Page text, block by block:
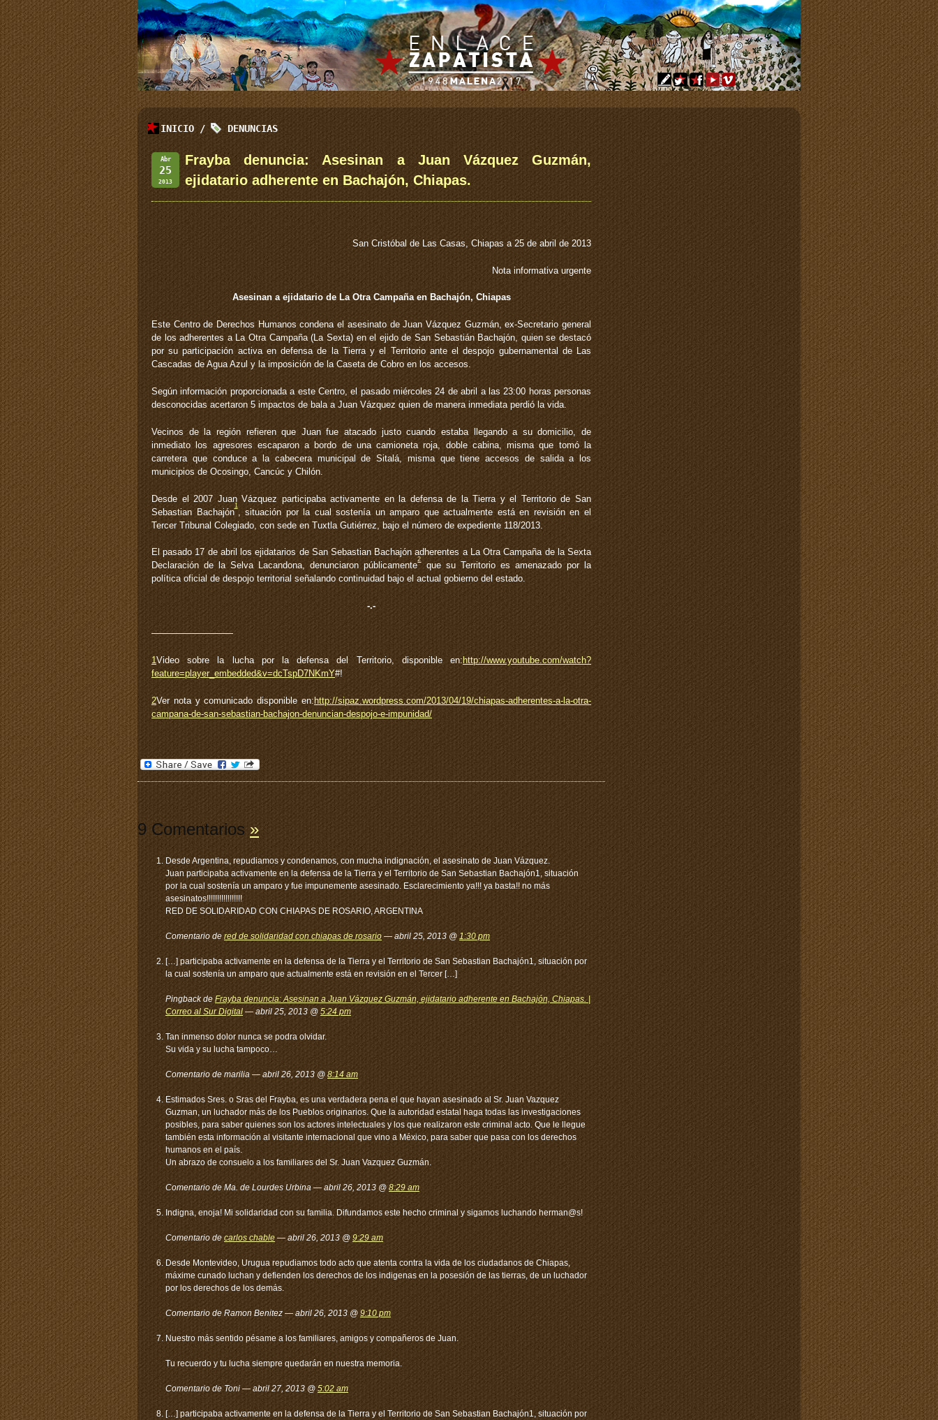
INICIO / DENUNCIAS
Abr
25
2013
Frayba denuncia: Asesinan a Juan Vázquez Guzmán,
ejidatario adherente en Bachajón, Chiapas.
San Cristóbal de Las Casas, Chiapas a 25 de abril de 2013
Nota informativa urgente
Asesinan a ejidatario de La Otra Campaña en Bachajón, Chiapas
Este Centro de Derechos Humanos condena el asesinato de Juan Vázquez Guzmán, ex-Secretario general
de los adherentes a La Otra Campaña (La Sexta) en el ejido de San Sebastián Bachajón, quien se destacó
por su participación activa en defensa de la Tierra y el Territorio ante el despojo gubernamental de Las
Cascadas de Agua Azul y la imposición de la Caseta de Cobro en los accesos.
Según información proporcionada a este Centro, el pasado miércoles 24 de abril a las 23:00 horas personas
desconocidas acertaron 5 impactos de bala a Juan Vázquez quien de manera inmediata perdió la vida.
Vecinos de la región refieren que Juan fue atacado justo cuando estaba llegando a su domicilio, de
inmediato los agresores escaparon a bordo de una camioneta roja, doble cabina, misma que tomó la
carretera que conduce a la cabecera municipal de Sitalá, misma que tiene accesos de salida a los
municipios de Ocosingo, Cancúc y Chilón.
Desde el 2007 Juan Vázquez participaba activamente en la defensa de la Tierra y el Territorio de San
Sebastian Bachajón
1
, situación por la cual sostenía un amparo que actualmente está en revisión en el
Tercer Tribunal Colegiado, con sede en Tuxtla Gutiérrez, bajo el número de expediente 118/2013.
El pasado 17 de abril los ejidatarios de San Sebastian Bachajón adherentes a La Otra Campaña de la Sexta
Declaración de la Selva Lacandona, denunciaron públicamente
2
que su Territorio es amenazado por la
política oficial de despojo territorial señalando continuidad bajo el actual gobierno del estado.
-.-
—————————
1 Video sobre la lucha por la defensa del Territorio, disponible en: http://www.youtube.com/watch?
feature=player_embedded&v=dcTspD7NKmY#!
2Ver nota y comunicado disponible en:http://sipaz.wordpress.com/2013/04/19/chiapas-adherentes-a-la-otra-
campana-de-san-sebastian-bachajon-denuncian-despojo-e-impunidad/
9 Comentarios »
Desde Argentina, repudiamos y condenamos, con mucha indignación, el asesinato de Juan Vázquez.
Juan participaba activamente en la defensa de la Tierra y el Territorio de San Sebastian Bachajón1, situación
por la cual sostenía un amparo y fue impunemente asesinado. Esclarecimiento ya!!! ya basta!! no más
asesinatos!!!!!!!!!!!!!!!!!
RED DE SOLIDARIDAD CON CHIAPAS DE ROSARIO, ARGENTINA
Comentario de red de solidaridad con chiapas de rosario — abril 25, 2013 @ 1:30 pm
[…] participaba activamente en la defensa de la Tierra y el Territorio de San Sebastian Bachajón1, situación por
la cual sostenía un amparo que actualmente está en revisión en el Tercer […]
Pingback deFrayba denuncia: Asesinan a Juan Vázquez Guzmán, ejidatario adherente en Bachajón, Chiapas. |
Correo al Sur Digital — abril 25, 2013 @ 5:24 pm
Tan inmenso dolor nunca se podra olvidar.
Su vida y su lucha tampoco…
Comentario de marilia — abril 26, 2013 @8:14 am
Estimados Sres. o Sras del Frayba, es una verdadera pena el que hayan asesinado al Sr. Juan Vazquez
Guzman, un luchador más de los Pueblos originarios. Que la autoridad estatal haga todas las investigaciones
posibles, para saber quienes son los actores intelectuales y los que realizaron este criminal acto. Que le llegue
también esta información al visitante internacional que vino a México, para saber que pasa con los derechos
humanos en el país.
Un abrazo de consuelo a los familiares del Sr. Juan Vazquez Guzmán.
Comentario de Ma. de Lourdes Urbina — abril 26, 2013 @ 8:29 am
Indigna, enoja! Mi solidaridad con su familia. Difundamos este hecho criminal y sigamos luchando herman@s!
Comentario de carlos chable — abril 26, 2013 @ 9:29 am
Desde Montevideo, Urugua repudiamos todo acto que atenta contra la vida de los ciudadanos de Chiapas,
máxime cunado luchan y defienden los derechos de los indigenas en la posesión de las tierras, de un luchador
por los derechos de los demás.
Comentario de Ramon Benitez — abril 26, 2013 @ 9:10 pm
Nuestro más sentido pésame a los familiares, amigos y compañeros de Juan.
Tu recuerdo y tu lucha siempre quedarán en nuestra memoria.
Comentario de Toni — abril 27, 2013 @ 5:02 am
[…] participaba activamente en la defensa de la Tierra y el Territorio de San Sebastian Bachajón1, situación por